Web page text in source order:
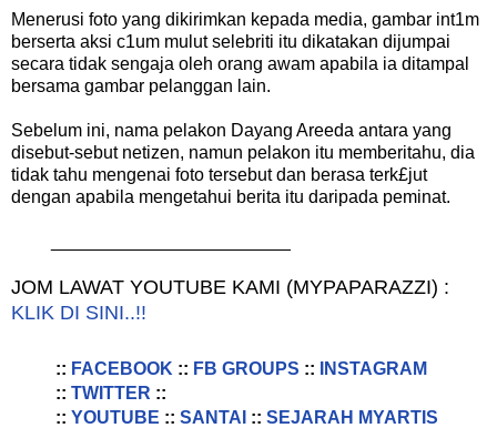
Menerusi foto yang dikirimkan kepada media, gambar int1m
berserta aksi c1um mulut selebriti itu dikatakan dijumpai
secara tidak sengaja oleh orang awam apabila ia ditampal
bersama gambar pelanggan lain.
Sebelum ini, nama pelakon Dayang Areeda antara yang
disebut-sebut netizen, namun pelakon itu memberitahu, dia
tidak tahu mengenai foto tersebut dan berasa terk£jut
dengan apabila mengetahui berita itu daripada peminat.
JOM LAWAT YOUTUBE KAMI (MYPAPARAZZI) :
KLIK DI SINI..!!
:: FACEBOOK :: FB GROUPS ::
INSTAGRAM
:: TWITTER ::
:: YOUTUBE :: SANTAI :: SEJARAH MYARTIS